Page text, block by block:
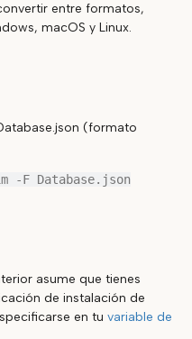
entre formatos,
macOS y Linux.
(formato
asume que tienes
de instalación de
en tu variable de